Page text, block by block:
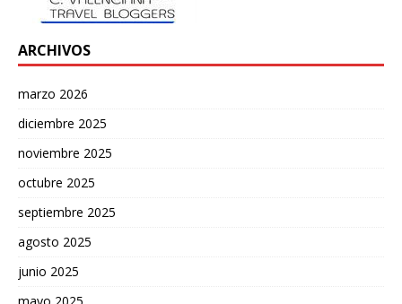
ARCHIVOS
marzo 2026
diciembre 2025
noviembre 2025
octubre 2025
septiembre 2025
agosto 2025
junio 2025